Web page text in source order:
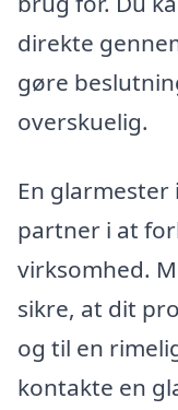
direkte
gøre
overskuelig.
En
partner i at
virksomhed.
sikre, at dit
og til en
kontakte en